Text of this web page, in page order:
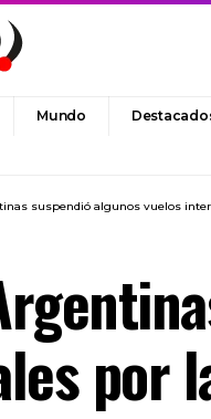
Mundo
suspendió algunos vuelos
por